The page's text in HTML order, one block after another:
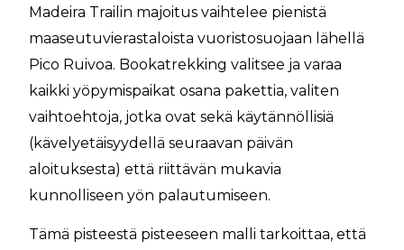
Madeira Trailin majoitus vaihtelee pienistä
maaseutuvierastaloista vuoristosuojaan lähellä
Pico Ruivoa. Bookatrekking valitsee ja varaa
kaikki yöpymispaikat osana pakettia, valiten
vaihtoehtoja, jotka ovat sekä käytännöllisiä
(kävelyetäisyydellä seuraavan päivän
aloituksesta) että riittävän mukavia
kunnolliseen yön palautumiseen.
Tämä pisteestä pisteeseen malli tarkoittaa, että